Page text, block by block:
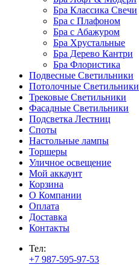
Бра Классика Свечи
Бра с Плафоном
Бра с Абажуром
Бра Хрустальные
Бра Дерево Кантри
Бра Флористика
Подвесные Светильники
Потолочные Светильники
Трековые Светильники
Фасадные Светильники
Подсветка Лестниц
Споты
Настольные лампы
Торшеры
Уличное освещение
Мой аккаунт
Корзина
О Компании
Оплата
Доставка
Контакты
Тел:
+7 987-595-97-53